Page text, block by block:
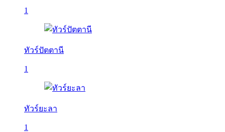
1
ทัวร์ปัตตานี
1
ทัวร์ยะลา
1